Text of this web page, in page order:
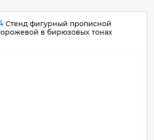
Стенд фигурный прописной
в бирюзовых тонах